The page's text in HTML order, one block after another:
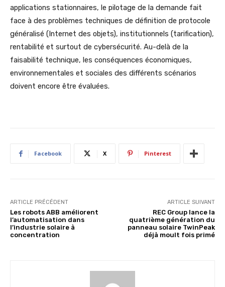
applications stationnaires, le pilotage de la demande fait
face à des problèmes techniques de définition de protocole
généralisé (Internet des objets), institutionnels (tarification),
rentabilité et surtout de cybersécurité. Au-delà de la
faisabilité technique, les conséquences économiques,
environnementales et sociales des différents scénarios
doivent encore être évaluées.
Facebook X Pinterest
ARTICLE PRÉCÉDENT
Les robots ABB améliorent
l’automatisation dans
l’industrie solaire à
concentration
ARTICLE SUIVANT
REC Group lance la
quatrième génération du
panneau solaire TwinPeak
déjà moult fois primé